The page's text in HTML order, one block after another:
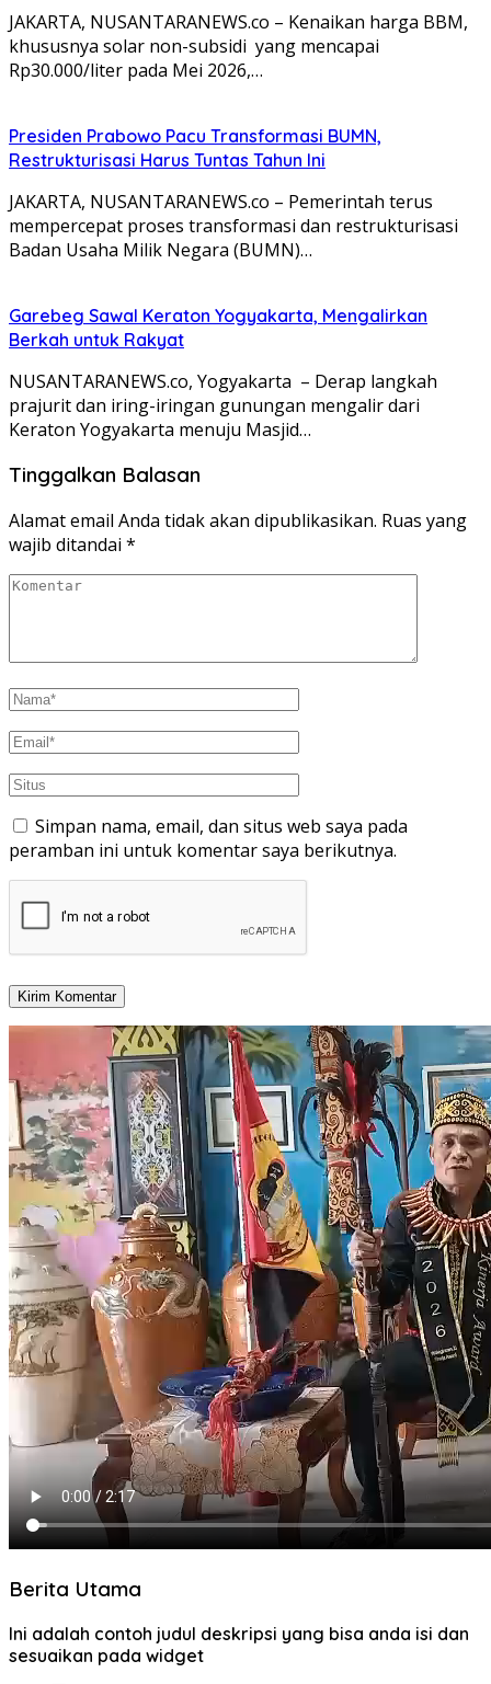
JAKARTA, NUSANTARANEWS.co – Kenaikan harga BBM,
khususnya solar non-subsidi yang mencapai
Rp30.000/liter pada Mei 2026,…
Presiden Prabowo Pacu Transformasi BUMN,
Restrukturisasi Harus Tuntas Tahun Ini
JAKARTA, NUSANTARANEWS.co – Pemerintah terus
mempercepat proses transformasi dan restrukturisasi
Badan Usaha Milik Negara (BUMN)…
Garebeg Sawal Keraton Yogyakarta, Mengalirkan
Berkah untuk Rakyat
NUSANTARANEWS.co, Yogyakarta – Derap langkah
prajurit dan iring-iringan gunungan mengalir dari
Keraton Yogyakarta menuju Masjid…
Tinggalkan Balasan
Alamat email Anda tidak akan dipublikasikan. Ruas yang
wajib ditandai *
Simpan nama, email, dan situs web saya pada
peramban ini untuk komentar saya berikutnya.
Berita Utama
Ini adalah contoh judul deskripsi yang bisa anda isi dan
sesuaikan pada widget